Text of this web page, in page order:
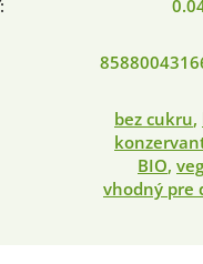
:
bez cukru,
BIO,
vhodný pre